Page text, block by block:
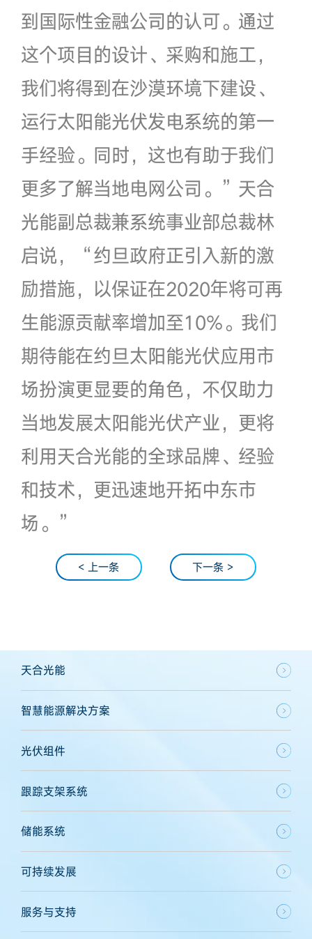
到国际性金融公司的认可。通过
这个项目的设计、采购和施工，
我们将得到在沙漠环境下建设、
运行太阳能光伏发电系统的第一
手经验。同时，这也有助于我们
更多了解当地电网公司。”天合
光能副总裁兼系统事业部总裁林
启说，“约旦政府正引入新的激
励措施，以保证在2020年将可再
生能源贡献率增加至10%。我们
期待能在约旦太阳能光伏应用市
场扮演更显要的角色，不仅助力
当地发展太阳能光伏产业，更将
利用天合光能的全球品牌、经验
和技术，更迅速地开拓中东市
场。”
< 上一条 下一条 >
天合光能
智慧能源解决方案
光伏组件
跟踪支架系统
储能系统
可持续发展
服务与支持